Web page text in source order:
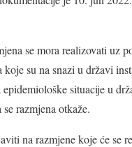
se mora realizovati uz
su na snazi u državi
situacije u
razmjena otkaže.
na razmjene koje će se